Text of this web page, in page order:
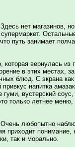
нет магазинов,
путь занимает
вернулась из
в этих местах,
блюд. С экрана
привкус напитка
гуми, вустерский
только летнее меню,
любопытно
приходит понимание,
так и морально.